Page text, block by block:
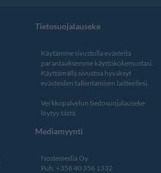
Tietosuojalauseke
Käytämme sivustolla evästeitä
parantaaksemme käyttökokemustasi.
Käyttämällä sivustoa hyväksyt
evästeiden tallentamisen laitteellesi.
Verkkopalvelun tiedosuojalauseke
löytyy tästä.
Mediamyynti
Nostemedia Oy
Puh. +358 40 356 1332